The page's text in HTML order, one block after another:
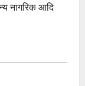
नागरिक आदि